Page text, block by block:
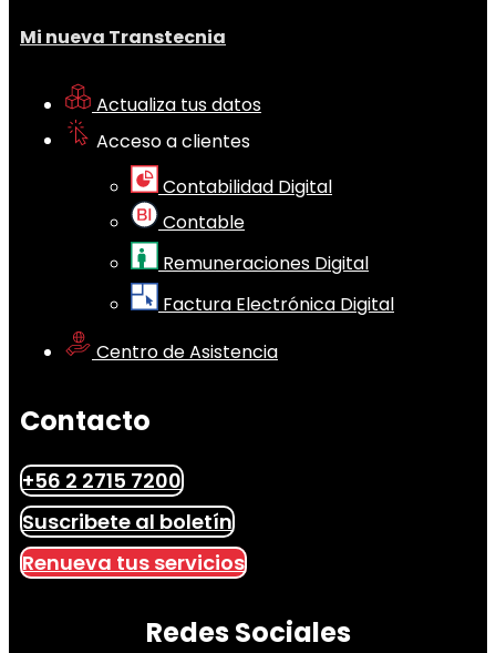
Mi nueva Transtecnia
Actualiza tus datos
Acceso a clientes
Contabilidad Digital
Contable
Remuneraciones Digital
Factura Electrónica Digital
Centro de Asistencia
Contacto
+56 2 2715 7200
Suscribete al boletín
Renueva tus servicios
Redes Sociales